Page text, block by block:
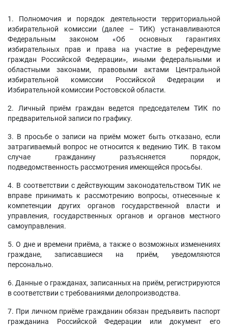
1. Полномочия и порядок деятельности территориальной
избирательной комиссии (далее – ТИК) устанавливаются
Федеральным законом «Об основных гарантиях
избирательных прав и права на участие в референдуме
граждан Российской Федерации», иными федеральными и
областными законами, правовыми актами Центральной
избирательной комиссии Российской Федерации и
Избирательной комиссии Ростовской области.
2. Личный приём граждан ведется председателем ТИК по
предварительной записи по графику.
3. В просьбе о записи на приём может быть отказано, если
затрагиваемый вопрос не относится к ведению ТИК. В таком
случае гражданину разъясняется порядок,
подведомственность рассмотрения имеющейся просьбы.
4. В соответствии с действующим законодательством ТИК не
вправе принимать к рассмотрению вопросы, отнесенные к
компетенции других органов государственной власти и
управления, государственных органов и органов местного
самоуправления.
5. О дне и времени приёма, а также о возможных изменениях
граждане, записавшиеся на приём, уведомляются
персонально.
6. Данные о гражданах, записанных на приём, регистрируются
в соответствии с требованиями делопроизводства.
7. При личном приёме гражданин обязан предъявить паспорт
гражданина Российской Федерации или документ его